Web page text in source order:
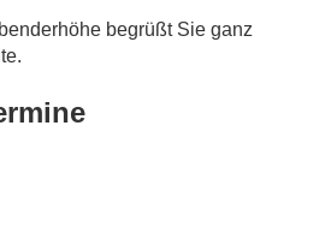
begrüßt Sie ganz